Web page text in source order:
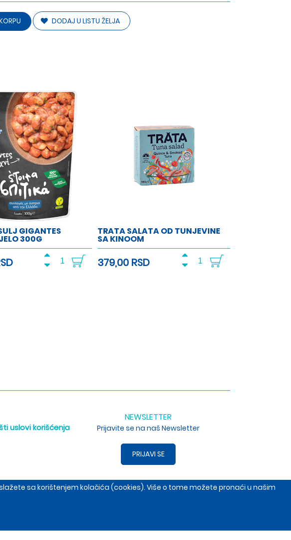
sa korištenjem kolačića (cookies). Više o tome možete pronaći u našim
DODAJ U LISTU ŽELJA
GIGANTES
300G
TRATA SALATA OD TUNJEVINE
SA KINOOM
379,00 RSD
uslovi korišćenja
NEWSLETTER
Prijavite se na naš Newsletter
PRIJAVI SE
11000 BEOGRAD, Srbija